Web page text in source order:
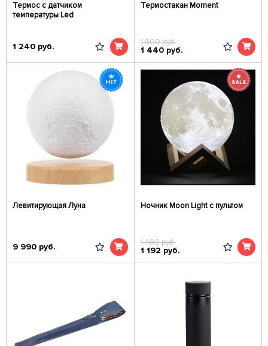
Термос с датчиком
температуры Led
1 240 руб.
Термостакан Moment
1 800руб.
1 440 руб.
Левитирующая Луна
9 990 руб.
Ночник Moon Light c пультом
1 490руб.
1 192 руб.